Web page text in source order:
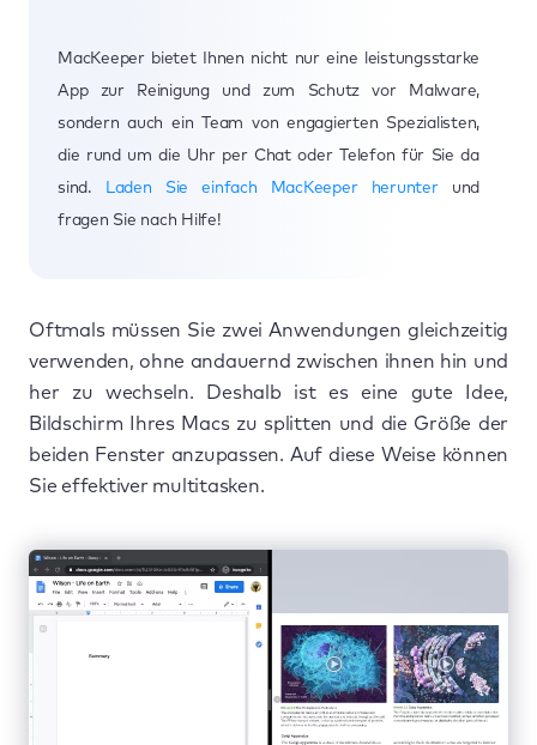
MacKeeper bietet Ihnen nicht nur eine leistungsstarke
App zur Reinigung und zum Schutz vor Malware,
sondern auch ein Team von engagierten Spezialisten,
die rund um die Uhr per Chat oder Telefon für Sie da
sind.
Laden Sie einfach MacKeeper herunterund
fragen Sie nach Hilfe!
Oftmals müssen Sie zwei Anwendungen gleichzeitig
verwenden, ohne andauernd zwischen ihnen hin und
her zu wechseln. Deshalb ist es eine gute Idee,
Bildschirm Ihres Macs zu splitten und die Größe der
beiden Fenster anzupassen. Auf diese Weise können
Sie effektiver multitasken.